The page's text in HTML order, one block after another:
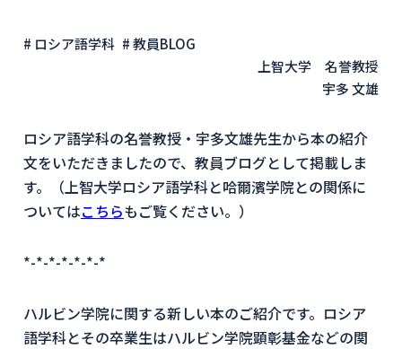
# ロシア語学科 # 教員BLOG
上智大学 名誉教授
宇多 文雄
ロシア語学科の名誉教授・宇多文雄先生から本の紹介
文をいただきましたので、教員ブログとして掲載しま
す。（上智大学ロシア語学科と哈爾濱学院との関係に
ついてはこちらもご覧ください。）
*-*-*-*-*-*-*
ハルビン学院に関する新しい本のご紹介です。 ロシア
語学科とその卒業生はハルビン学院顕彰基金などの関